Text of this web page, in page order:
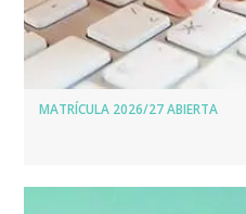
MATRÍCULA 2026/27 ABIERTA